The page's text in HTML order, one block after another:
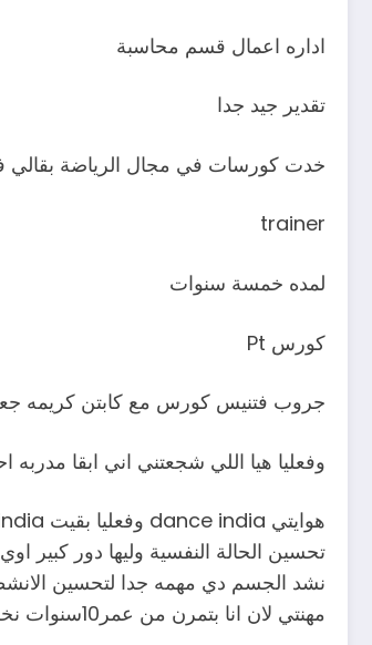
اداره اعمال قسم محاسبة
تقدير جيد جدا
خدت كورسات في مجال الرياضة بقالي
trainer
لمده خمسة سنوات
كورس Pt
جروب فتنيس كورس مع كابتن كريمه
وفعليا هيا اللي شجعتني اني ابقا مدربه
تحسين الحالة النفسية وليها دور
نشد الجسم دي مهمه جدا لتحسين الانشطه
مهنتي لان انا بتمرن من عمر10سنوات نخلي الرياضه اساسيه في اسلوب حياتنا اليوميه